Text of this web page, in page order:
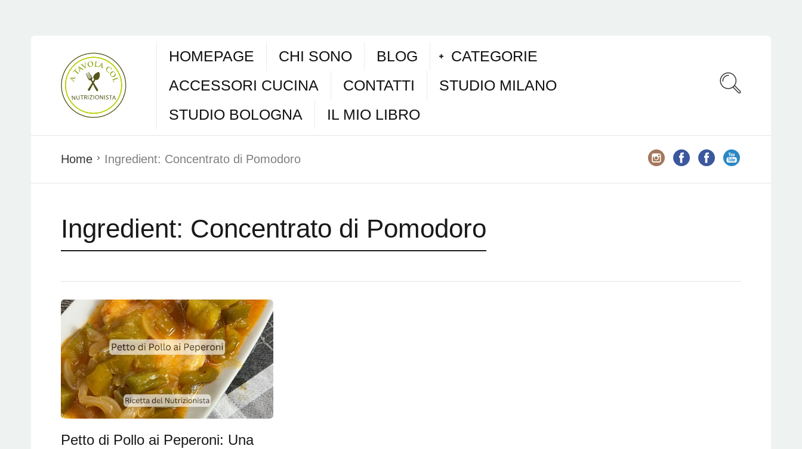
HOMEPAGE CHI SONO BLOG
CATEGORIE
ACCESSORI CUCINA
CONTATTI
STUDIO MILANO
STUDIO BOLOGNA
IL MIO LIBRO
Home Ingredient: Concentrato di Pomodoro
Ingredient: Concentrato di Pomodoro
Petto di Pollo ai Peperoni: Una